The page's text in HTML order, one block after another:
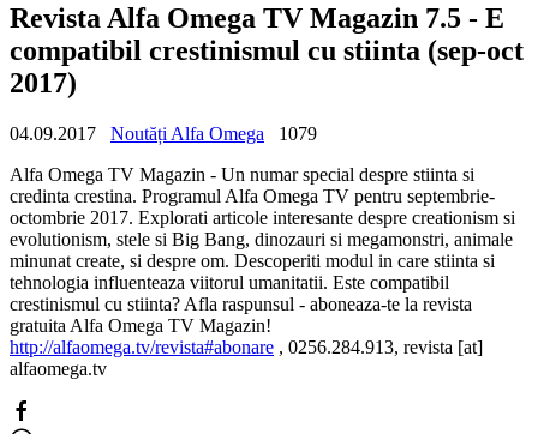
Revista Alfa Omega TV Magazin 7.5 - E
compatibil crestinismul cu stiinta (sep-oct
2017)
04.09.2017 Noutăți Alfa Omega
1079
Alfa Omega TV Magazin - Un numar special despre stiinta si
credinta crestina. Programul Alfa Omega TV pentru septembrie-
octombrie 2017. Explorati articole interesante despre creationism si
evolutionism, stele si Big Bang, dinozauri si megamonstri, animale
minunat create, si despre om. Descoperiti modul in care stiinta si
tehnologia influenteaza viitorul umanitatii. Este compatibil
crestinismul cu stiinta? Afla raspunsul - aboneaza-te la revista
gratuita Alfa Omega TV Magazin!
http://alfaomega.tv/revista#abonare , 0256.284.913, revista [at]
alfaomega.tv